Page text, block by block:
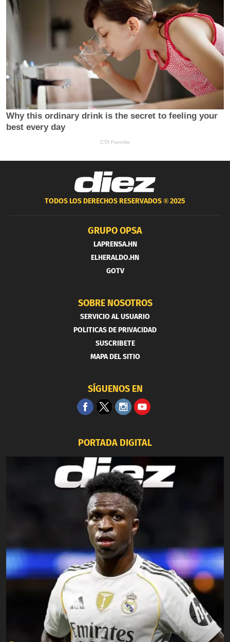
TODOS LOS DERECHOS RESERVADOS ®2025
GRUPO OPSA
LAPRENSA.HN
ELHERALDO.HN
GOTV
SOBRE NOSOTROS
SERVICIO AL USUARIO
POLITICAS DE PRIVACIDAD
SUSCRIBETE
MAPA DEL SITIO
SÍGUENOS EN
PORTADA DIGITAL